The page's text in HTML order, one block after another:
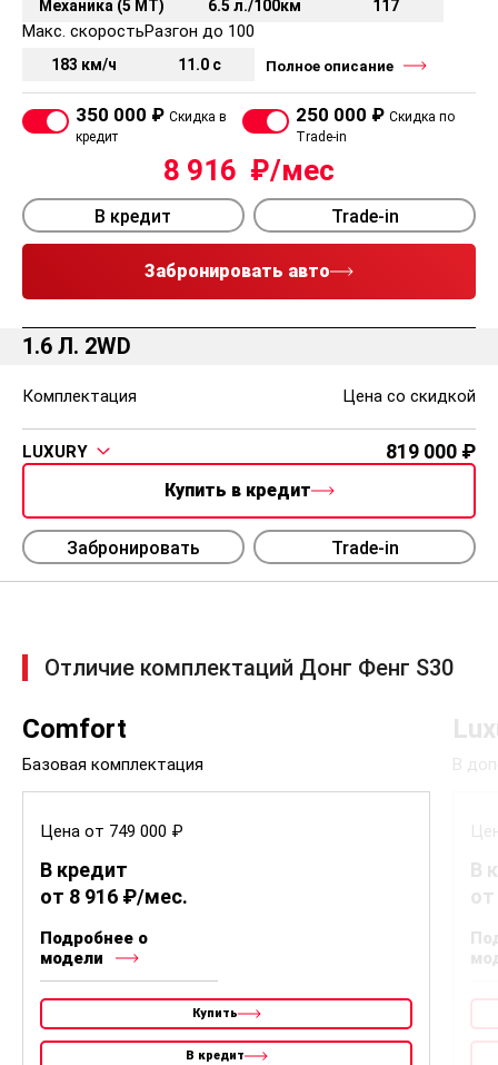
Механика (5 MT) 6.5 л./100км 117
Макс. скорость
183 км/ч
Разгон до 100
11.0 с Полное описание
350 000 ₽ Скидка в
кредит
250 000 ₽ Скидка по
Trade-in
8 916
В кредит Trade-in
Забронировать авто
1.6 Л. 2WD
Комплектация Цена со скидкой
LUXURY 819 000
Купить в кредит
Забронировать Trade-in
Отличие комплектаций Донг Фенг S30
Comfort
Базовая комплектация
Цена от 749 000 ₽
В кредит
от 8 916 ₽/мес.
Подробнее о
модели
Купить
В кредит
В
В